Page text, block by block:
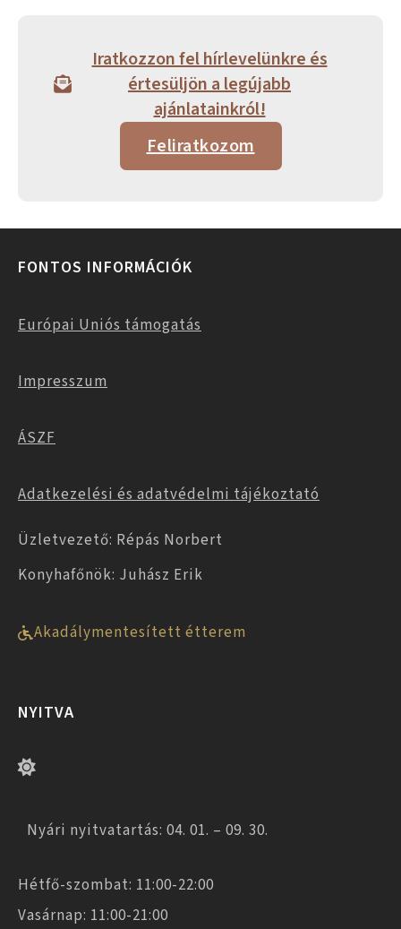
Iratkozzon fel hírlevelünkre és
értesüljön a legújabb
ajánlatainkról!
Feliratkozom
FONTOS INFORMÁCIÓK
Európai Uniós támogatás
Impresszum
ÁSZF
Adatkezelési és adatvédelmi tájékoztató
Üzletvezető: Répás Norbert
Konyhafőnök: Juhász Erik
Akadálymentesített étterem
NYITVA
Nyári nyitvatartás: 04. 01. – 09. 30.
Hétfő-szombat: 11:00-22:00
Vasárnap: 11:00-21:00